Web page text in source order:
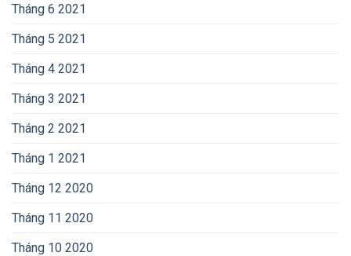
Tháng 6 2021
Tháng 5 2021
Tháng 4 2021
Tháng 3 2021
Tháng 2 2021
Tháng 1 2021
Tháng 12 2020
Tháng 11 2020
Tháng 10 2020